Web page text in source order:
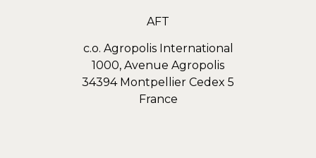
AFT
c.o. Agropolis International
1000, Avenue Agropolis
34394 Montpellier Cedex 5
France